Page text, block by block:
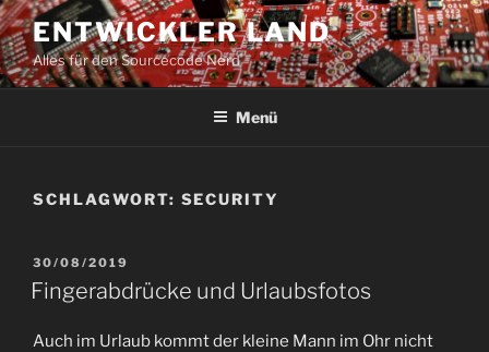
Zum
Inhalt
springen
ENTWICKLER LAND
Alles für den Sourcecode Nerd
Menü
SCHLAGWORT: SECURITY
VERÖFFENTLICHT
AM
30/08/2019
Fingerabdrücke und Urlaubsfotos
Auch im Urlaub kommt der kleine Mann im Ohr nicht